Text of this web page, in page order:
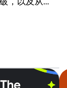
公司各产